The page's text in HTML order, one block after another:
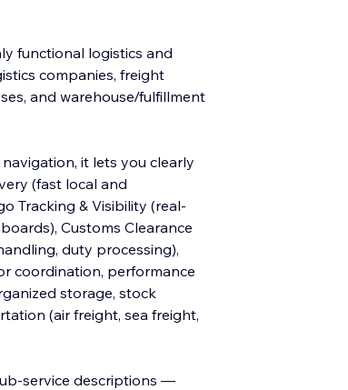
functional logistics and
companies, freight
and warehouse/fulfillment
it lets you clearly
(fast local and
Tracking & Visibility (real-
Customs Clearance
duty processing),
coordination, performance
storage, stock
(air freight, sea freight,
service descriptions —